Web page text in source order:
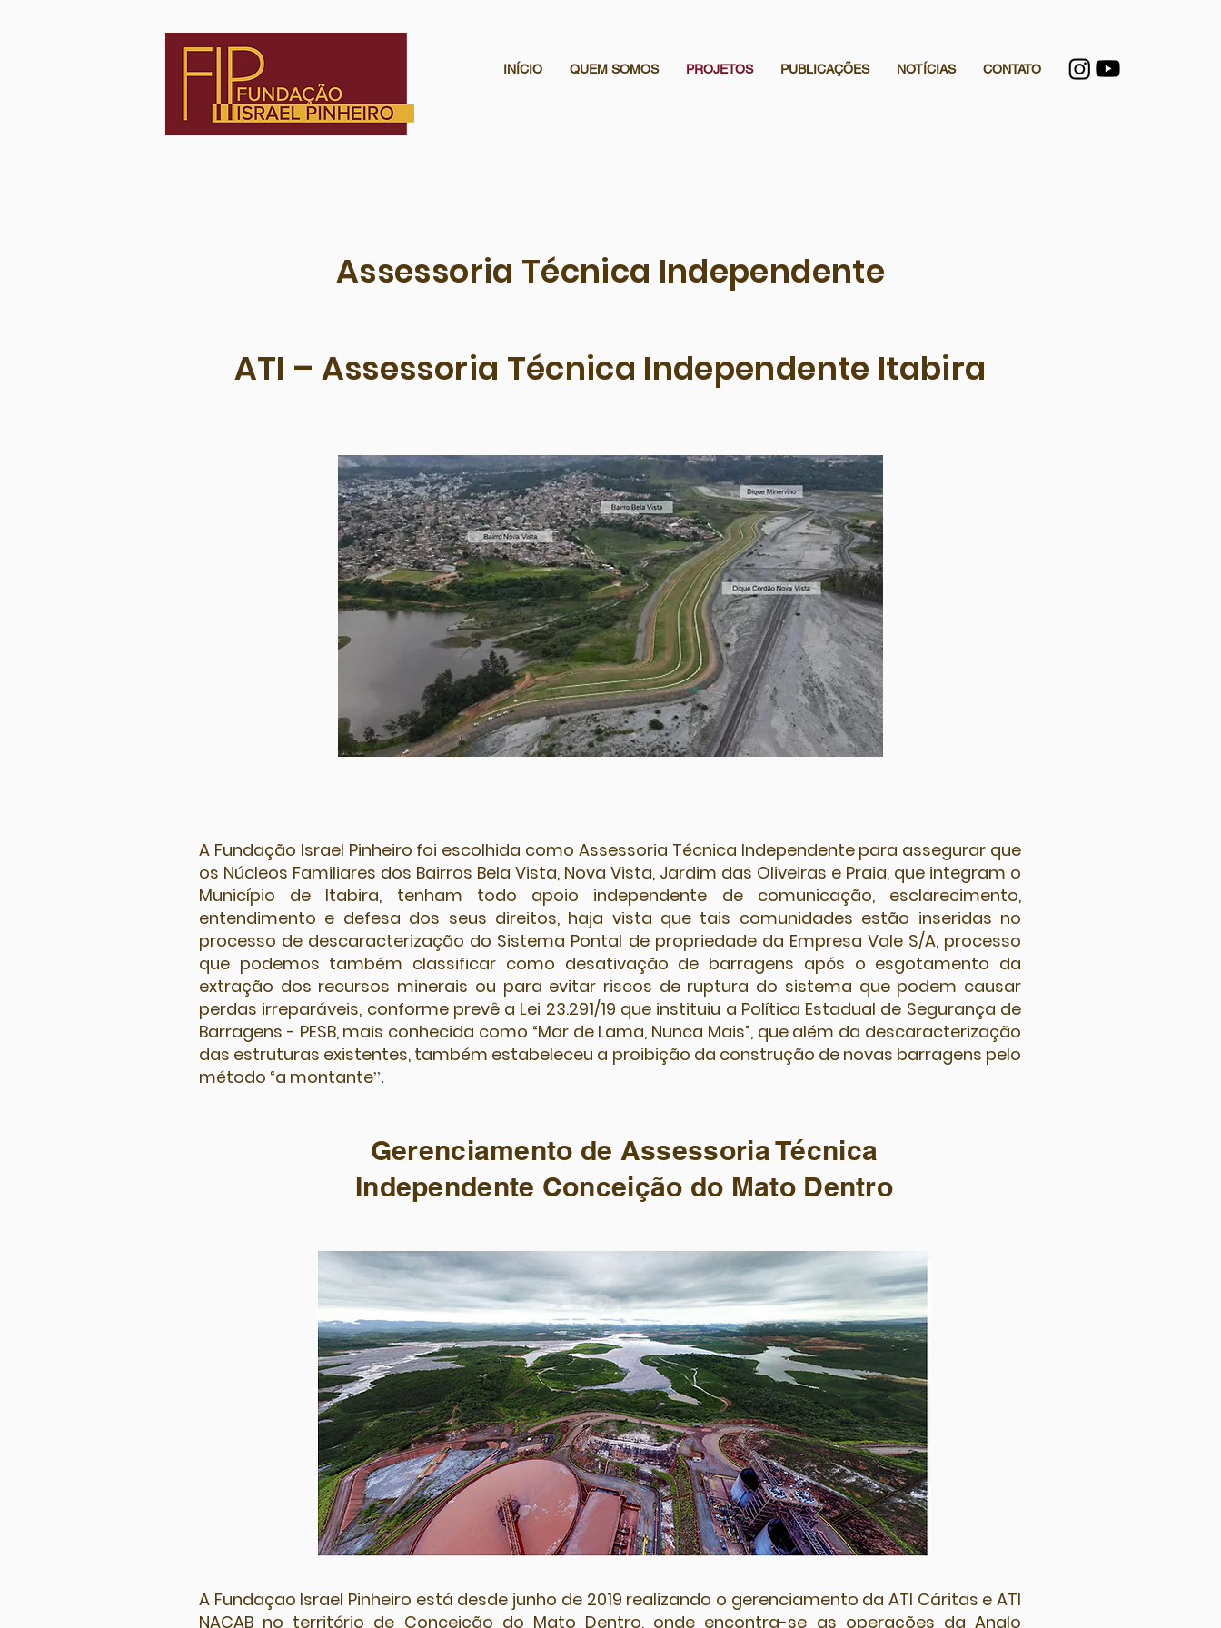
INÍCIO QUEM SOMOS PROJETOS PUBLICAÇÕES NOTÍCIAS CONTATO
Assessoria Técnica Independente
ATI – Assessoria Técnica Independente Itabira
A Fundação Israel Pinheiro foi escolhida como Assessoria Técnica Independente para assegurar que
os Núcleos Familiares dos Bairros Bela Vista, Nova Vista, Jardim das Oliveiras e Praia, que integram o
Município de Itabira, tenham todo apoio independente de comunicação, esclarecimento,
entendimento e defesa dos seus direitos, haja vista que tais comunidades estão inseridas no
processo de descaracterização do Sistema Pontal de propriedade da Empresa Vale S/A, processo
que podemos também classificar como desativação de barragens após o esgotamento da
extração dos recursos minerais ou para evitar riscos de ruptura do sistema que podem causar
perdas irreparáveis, conforme prevê a Lei 23.291/19 que instituiu a Política Estadual de Segurança de
Barragens - PESB, mais conhecida como “Mar de Lama, Nunca Mais”, que além da descaracterização
das estruturas existentes, também estabeleceu a proibição da construção de novas barragens pelo
método “a montante”.
A Fundaçao Israel Pinheiro está desde junho de 2019 realizando o gerenciamento da ATI Cáritas e ATI
NACAB no território de Conceição do Mato Dentro, onde encontra-se as operações da Anglo
Gerenciamento de Assessoria Técnica
Independente Conceição do Mato Dentro